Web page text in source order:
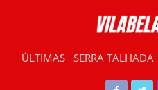
ÚLTIMAS SERRA TALHADA